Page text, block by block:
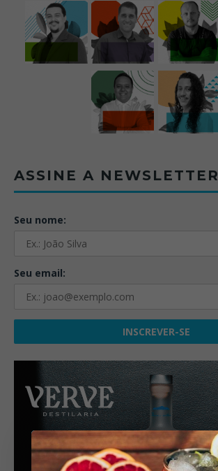
ASSINE A NEWSLETTER
Seu nome:
Seu email: